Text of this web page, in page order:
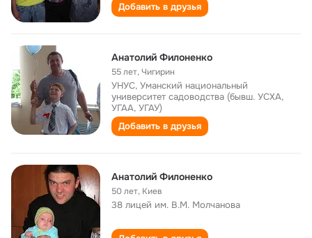
Добавить в друзья
Анатолий Филоненко
55 лет,Чигирин
УНУС, Уманский национальный
университет садоводства (бывш. УСХА,
УГАА, УГАУ)
Добавить в друзья
Анатолий Филоненко
50 лет, Киев
38 лицей им. В.М. Молчанова